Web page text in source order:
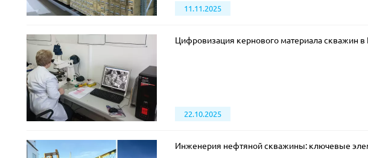
11.11.2025
Цифровизация кернового материала скважин в
22.10.2025
Инженерия нефтяной скважины: ключевые